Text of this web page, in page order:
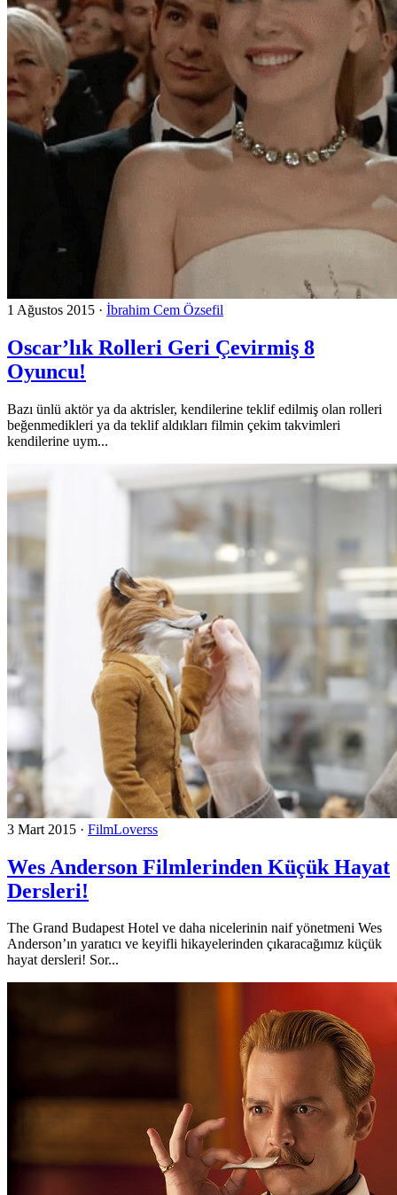
1 Ağustos 2015 · İbrahim Cem Özsefil
Oscar’lık Rolleri Geri Çevirmiş 8
Oyuncu!
Bazı ünlü aktör ya da aktrisler, kendilerine teklif edilmiş olan rolleri
beğenmedikleri ya da teklif aldıkları filmin çekim takvimleri
kendilerine uym...
3 Mart 2015 · FilmLoverss
Wes Anderson Filmlerinden Küçük Hayat
Dersleri!
The Grand Budapest Hotel ve daha nicelerinin naif yönetmeni Wes
Anderson’ın yaratıcı ve keyifli hikayelerinden çıkaracağımız küçük
hayat dersleri! Sor...